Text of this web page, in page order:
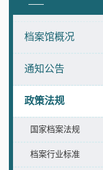
档案馆概况
通知公告
政策法规
国家档案法规
档案行业标准